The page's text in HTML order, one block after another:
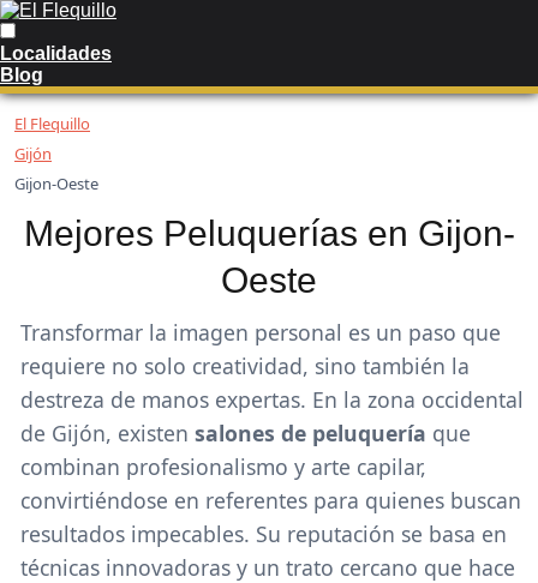
Localidades
Blog
El Flequillo
Gijón
Gijon-Oeste
Mejores Peluquerías en Gijon-
Oeste
Transformar la imagen personal es un paso que
requiere no solo creatividad, sino también la
destreza de manos expertas. En la zona occidental
de Gijón, existen salones de peluquería que
combinan profesionalismo y arte capilar,
convirtiéndose en referentes para quienes buscan
resultados impecables. Su reputación se basa en
técnicas innovadoras y un trato cercano que hace